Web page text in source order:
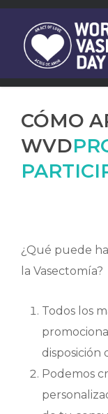
Skip
main
content
CÓMO
WVD
¿Qué puede
la Vasectomía?
Todos los
disposición
Podemos